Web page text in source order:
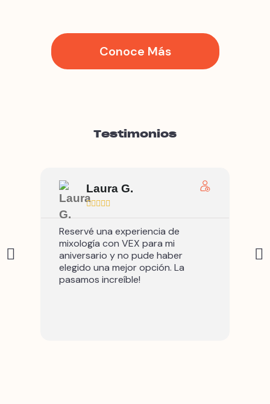
Conoce Más
Testimonios
Laura G.
   
Reservé una experiencia de
mixología con VEX para mi
aniversario y no pude haber
elegido una mejor opción. La
pasamos increíble!